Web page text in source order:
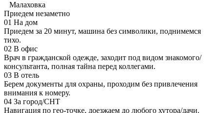
Малаховка
Приедем незаметно
01 На дом
Приедем за 20 минут, машина без символики, поднимемся
тихо.
02 В офис
Врач в гражданской одежде, заходит под видом знакомого/
консультанта, полная тайна перед коллегами.
03 В отель
Берем документы для охраны, проходим без привлечения
внимания к номеру.
04 За город/СНТ
Навигация по гео-точке, доезжаем до любого хутора/дачи.